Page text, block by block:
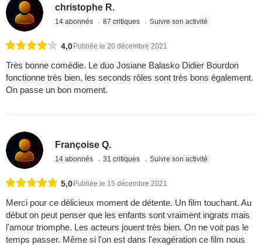
christophe R.
14 abonnés 87 critiques Suivre son activité
4,0Publiée le 20 décembre 2021
Très bonne comédie. Le duo Josiane Balasko Didier Bourdon
fonctionne très bien, les seconds rôles sont très bons également.
On passe un bon moment.
Françoise Q.
14 abonnés 31 critiques Suivre son activité
5,0 Publiée le 15 décembre 2021
Merci pour ce délicieux moment de détente. Un film touchant. Au
début on peut penser que les enfants sont vraiment ingrats mais
l'amour triomphe. Les acteurs jouent très bien. On ne voit pas le
temps passer. Même si l'on est dans l'exagération ce film nous